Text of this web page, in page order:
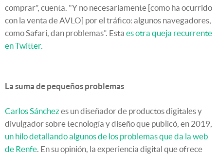
comprar”, cuenta. "Y no necesariamente [como ha ocurrido
con la venta de AVLO] por el tráfico: algunos navegadores,
como Safari, dan problemas”. Esta es otra queja recurrente
en Twitter.
La suma de pequeños problemas
Carlos Sánchezes un diseñador de productos digitales y
divulgador sobre tecnología y diseño que publicó, en 2019,
un hilo detallando algunos de los problemas que da la web
de Renfe . En su opinión, la experiencia digital que ofrece